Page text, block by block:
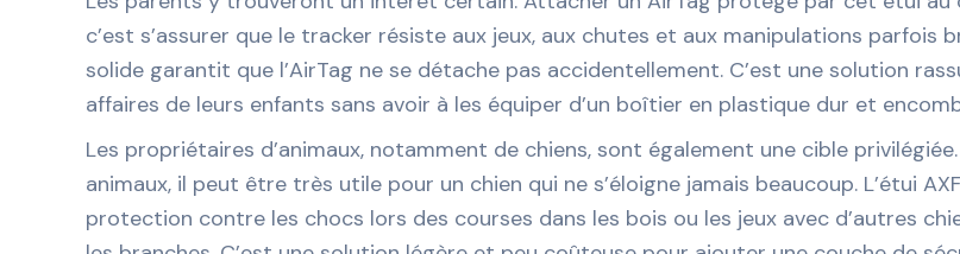
c’est s’assurer que le tracker résiste aux jeux, aux chutes et aux manipulations
solide garantit que l’AirTag ne se détache pas accidentellement. C’est une solution
affaires de leurs enfants sans avoir à les équiper d’un boîtier en plastique dur et
Les propriétaires d’animaux, notamment de chiens, sont également une cible
animaux, il peut être très utile pour un chien qui ne s’éloigne jamais beaucoup. L’étui
protection contre les chocs lors des courses dans les bois ou les jeux avec d’autres